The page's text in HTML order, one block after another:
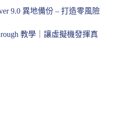
9.0 異地備份 – 打造零風險
教學｜讓虛擬機發揮真